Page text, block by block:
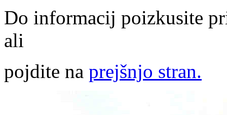
Do informacij poizkusite
ali
pojdite na prejšnjo stran.